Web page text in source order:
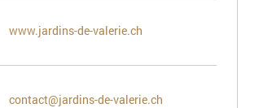
www.jardins-de-valerie.ch
contact@jardins-de-valerie.ch